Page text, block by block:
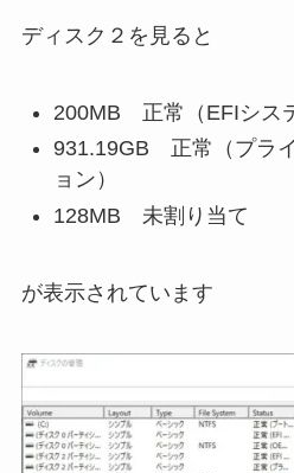
ディスク２を見ると
200MB 正常（EFIシス
931.19GB 正常（プラ
ョン）
128MB 未割り当て
が表示されています